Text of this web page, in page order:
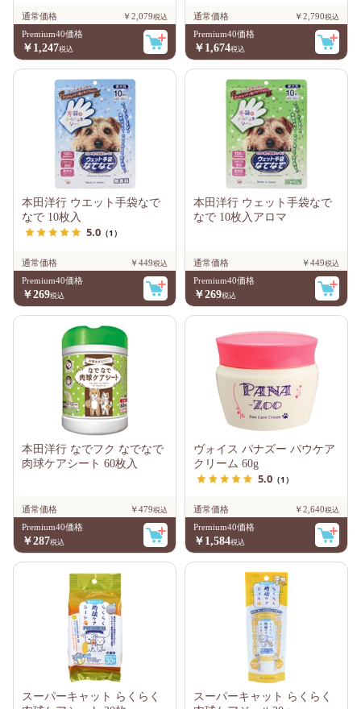
通常価格
￥2,079
Premium40価格
￥1,247
通常価格
￥2,790
Premium40価格
￥1,674
本田洋行 ウエット手袋なで
なで 10枚入
5.0 （1）
通常価格
￥449
Premium40価格
￥269
本田洋行 ウェット手袋なで
なで 10枚入アロマ
通常価格
￥449
Premium40価格
￥269
本田洋行 なでフク なでなで
肉球ケアシート 60枚入
通常価格
￥479
Premium40価格
￥287
ヴォイス パナズー パウケア
クリーム 60g
5.0 （1）
通常価格
￥2,640
Premium40価格
￥1,584
スーパーキャット らくらく
スーパーキャット らくらく